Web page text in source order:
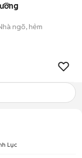
ngõ, hẻm
Lục